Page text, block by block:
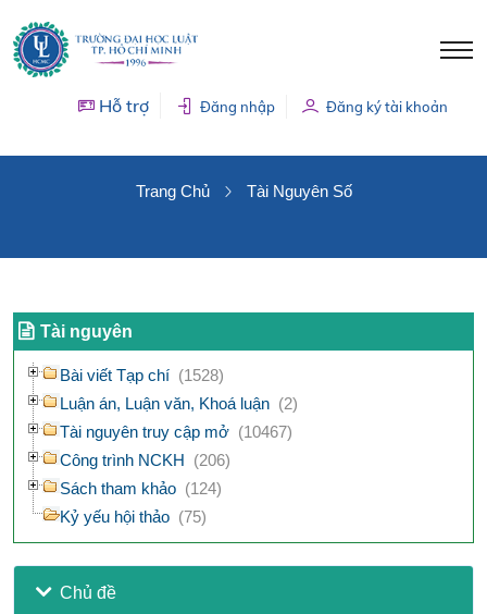
Hỗ trợ Đăng nhập Đăng ký tài khoản
Trang Chủ Tài Nguyên Số
Tài nguyên
Bài viết Tạp chí (1528)
Luận án, Luận văn, Khoá luận (2)
Tài nguyên truy cập mở (10467)
Công trình NCKH (206)
Sách tham khảo (124)
Kỷ yếu hội thảo (75)
Chủ đề